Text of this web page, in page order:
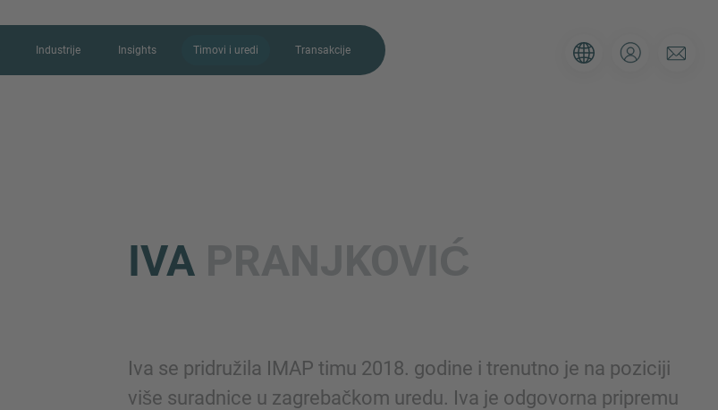
Industrije Insights Timovi i uredi Transakcije
IVA
Iva se pridružila IMAP timu 2018. godine i trenutno je na poziciji
više suradnice u zagrebačkom uredu. Iva je odgovorna pripremu
Hvala vam na interesu za IMAP. Iskoristite obrazac u nastavku kako
biste nam rekli više o svojoj trenutnoj situaciji i naši će vam se
Email